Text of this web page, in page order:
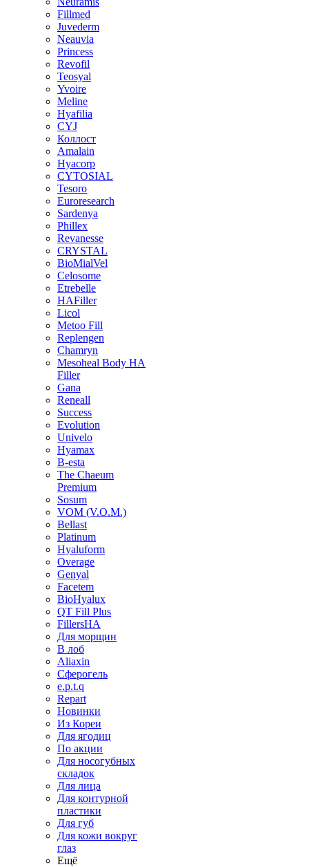
Fillmed
Juvederm
Neauvia
Princess
Revofil
Teosyal
Yvoire
Meline
Hyafilia
CYJ
Коллост
Amalain
Hyacorp
CYTOSIAL
Tesoro
Euroresearch
Sardenya
Phillex
Revanesse
CRYSTAL
BioMialVel
Celosome
Etrebelle
HAFiller
Licol
Metoo Fill
Replengen
Chamryn
Mesoheal Body HA
Filler
Gana
Reneall
Success
Evolution
Univelo
Hyamax
B-esta
The Chaeum
Premium
Sosum
VOM (V.O.M.)
Bellast
Platinum
Hyaluform
Overage
Genyal
Facetem
BioHyalux
QT Fill Plus
FillersHA
Для морщин
В лоб
Aliaxin
Сферогель
e.p.t.q
Repart
Новинки
Из Кореи
Для ягодиц
По акции
Для носогубных
складок
Для лица
Для контурной
пластики
Для губ
Для кожи вокруг
глаз
Ещё